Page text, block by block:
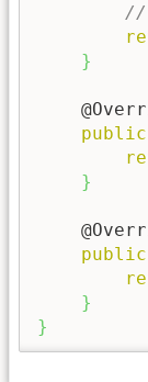
//
}
public
}
public
}
}